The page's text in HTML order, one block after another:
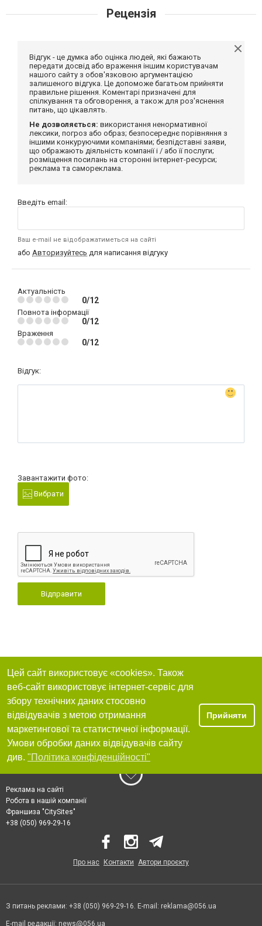
Рецензія
Відгук - це думка або оцінка людей, які бажають
передати досвід або враження іншим користувачам
нашого сайту з обов'язковою аргументацією
залишеного відгука. Це допоможе багатьом прийняти
правильне рішення. Коментарі призначені для
спілкування та обговорення, а також для роз'яснення
питань, що цікавлять.
Не дозволяється: використання ненормативної
лексики, погроз або образ; безпосереднє порівняння з
іншими конкуруючими компаніями; безпідставні заяви,
що ображають діяльність компанії і / або її послуги;
розміщення посилань на сторонні інтернет-ресурси;
реклама та самореклама.
Введіть email:
Ваш e-mail не відображатиметься на сайті
або Авторизуйтесь для написання відгуку
Актуальність
0/12
Повнота інформації
0/12
Враження
0/12
Відгук:
Завантажити фото:
Вибрати
Відправити
Цей сайт використовує «cookies». Також
веб-сайт використовує інтернет-сервіс для
збору технічних даних стосовно
відвідувачів з метою отримання
маркетингової та статистичної інформації.
Умови обробки даних відвідувачів сайту
див. "Політика конфіденційності"
Прийняти
Реклама на сайті
Робота в нашій компанії
Франшиза "CitySites"
+38 (050) 969-29-16
Про нас Контакти Автори проєкту
З питань реклами: +38 (050) 969-29-16. E-mail: reklama@056.ua
E-mail редакції: news@056.ua